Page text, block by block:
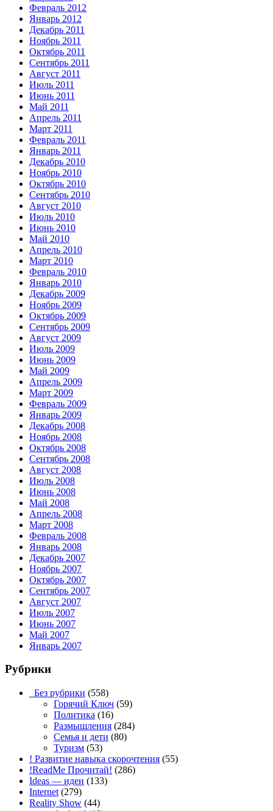
Февраль 2012
Январь 2012
Декабрь 2011
Ноябрь 2011
Октябрь 2011
Сентябрь 2011
Август 2011
Июль 2011
Июнь 2011
Май 2011
Апрель 2011
Март 2011
Февраль 2011
Январь 2011
Декабрь 2010
Ноябрь 2010
Октябрь 2010
Сентябрь 2010
Август 2010
Июль 2010
Июнь 2010
Май 2010
Апрель 2010
Март 2010
Февраль 2010
Январь 2010
Декабрь 2009
Ноябрь 2009
Октябрь 2009
Сентябрь 2009
Август 2009
Июль 2009
Июнь 2009
Май 2009
Апрель 2009
Март 2009
Февраль 2009
Январь 2009
Декабрь 2008
Ноябрь 2008
Октябрь 2008
Сентябрь 2008
Август 2008
Июль 2008
Июнь 2008
Май 2008
Апрель 2008
Март 2008
Февраль 2008
Январь 2008
Декабрь 2007
Ноябрь 2007
Октябрь 2007
Сентябрь 2007
Август 2007
Июль 2007
Июнь 2007
Май 2007
Январь 2007
Рубрики
_Без рубрики (558)
Горячий Ключ (59)
Политика (16)
Размышления (284)
Семья и дети (80)
Туризм (53)
! Развитие навыка скорочтения (55)
!ReadMe Прочитай! (286)
Ideas — идеи (133)
Internet (279)
Reality Show (44)